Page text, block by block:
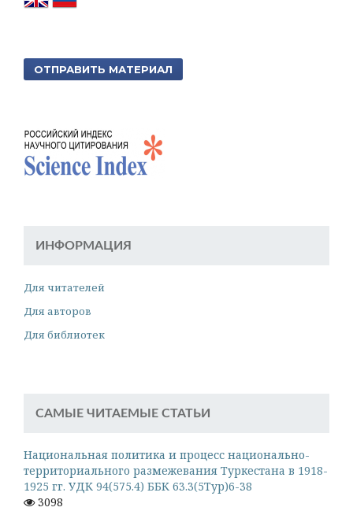
ОТПРАВИТЬ МАТЕРИАЛ
ИНФОРМАЦИЯ
Для читателей
Для авторов
Для библиотек
САМЫЕ ЧИТАЕМЫЕ СТАТЬИ
Национальная политика и процесс национально-
территориального размежевания Туркестана в 1918-
1925 гг. УДК 94(575.4) ББК 63.3(5Тур)6-38
3098